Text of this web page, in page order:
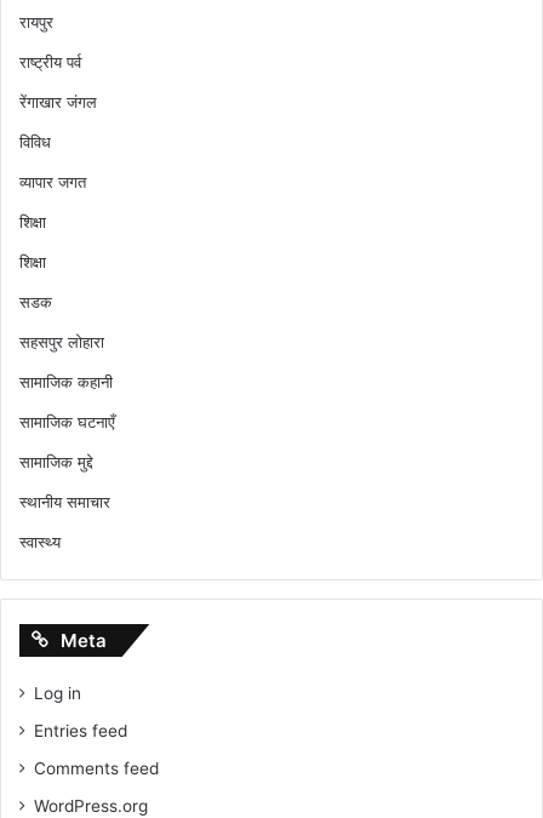
रायपुर
राष्ट्रीय पर्व
रेंगाखार जंगल
विविध
व्यापार जगत
शिक्षा
शिक्षा
सडक
सहसपुर लोहारा
सामाजिक कहानी
सामाजिक घटनाएँ
सामाजिक मुद्दे
स्थानीय समाचार
स्वास्थ्य
Meta
Log in
Entries feed
Comments feed
WordPress.org